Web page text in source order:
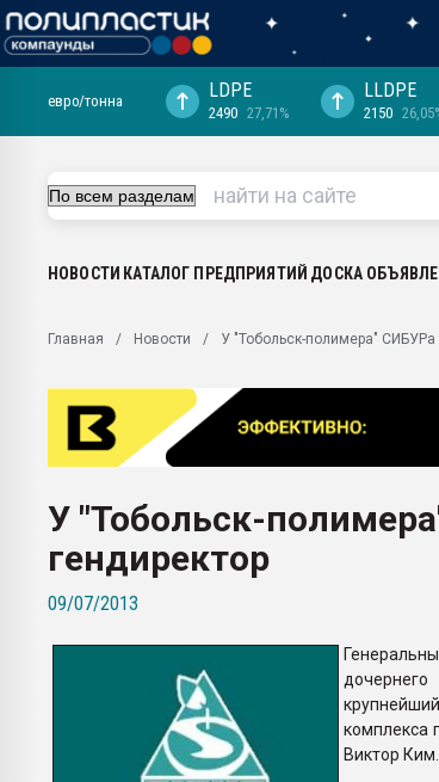
29.07.2026 ФРП помог "Ижевскому
Вакуум-формовочные машины:
28.07.2026 Автоматизация выходит на
первый план в переработке
пластмасс
ситуацией на строительном рынке
Всё, что касается выдува ПЭТ
бутылок
ПЕРЕЙТИ НА ФОРУМ
евро/тонна LDPE
2490 27,71%
LLDPE
2150
НОВОСТИ КАТАЛОГ ПРЕДПРИЯТИЙ ДОСКА
Главная Новости У "Тобольск-полимера" СИБУРа
У "Тобольск-
гендиректор
09/07/2013
комплекса
Виктор Ким.